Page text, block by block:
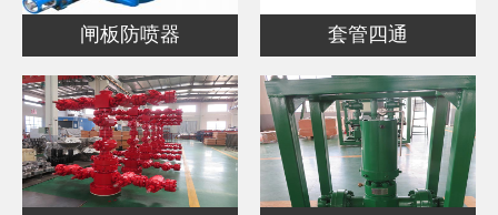
闸板防喷器 套管四通